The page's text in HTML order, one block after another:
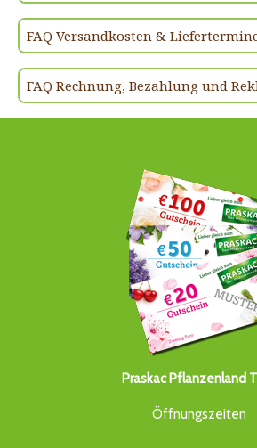
FAQ Versandkosten &
FAQ Rechnung, Bezahlung und
Praskac Pflanzenland
Öffnungszeiten